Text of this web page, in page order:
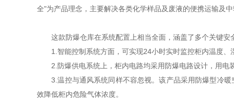
全"为产品理念，主要解决各类化学样品及废液的便携运输及
这款防爆仓库在系统配置上相当全面，涵盖了多个关键安
1.智能控制系统方面，可实现24小时实时监控柜内温度、
2.防爆供电系统上，柜内电路均采用防爆电路设计，用电
3.温控与通风系统同样不容忽视。该产品采用防爆型冷暖
效降低柜内危险气体浓度。